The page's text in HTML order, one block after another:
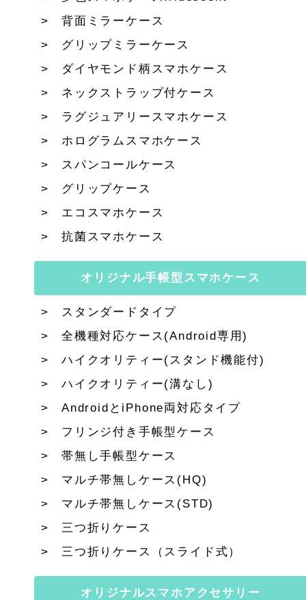
背面ミラーケース
グリップミラーケース
ダイヤモンド柄スマホケース
ネックストラップ付ケース
ラグジュアリースマホケース
ホログラムスマホケース
スパンコールケース
グリップケース
エコスマホケース
抗菌スマホケース
オリジナル手帳型スマホケース
スタンダードタイプ
全機種対応ケース(Android専用)
ハイクオリティー(スタンド機能付)
ハイクオリティー(溝なし)
AndroidとiPhone両対応タイプ
フリンジ付き手帳型ケース
帯無し手帳型ケース
マルチ帯無しケース(HQ)
マルチ帯無しケース(STD)
三つ折りケース
三つ折りケース（スライド式）
オリジナルスマホアクセサリー